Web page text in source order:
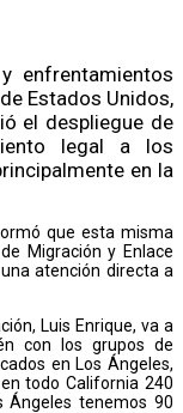
enfrentamientos
Estados Unidos,
el despliegue de
legal a los
en la
que esta misma
Migración y Enlace
atención directa a
Luis Enrique, va a
con los grupos de
en Los Ángeles,
todo California 240
Ángeles tenemos 90